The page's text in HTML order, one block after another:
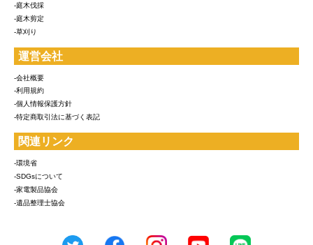
-庭木伐採
-庭木剪定
-草刈り
運営会社
-会社概要
-利用規約
-個人情報保護方針
-特定商取引法に基づく表記
関連リンク
-環境省
-SDGsについて
-家電製品協会
-遺品整理士協会